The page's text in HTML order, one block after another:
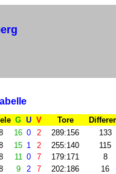
G U V Tore
16 0 2 289:156 133
15 1 2 255:140 115
11 0 7 179:171 8
9 2 7 202:186 16